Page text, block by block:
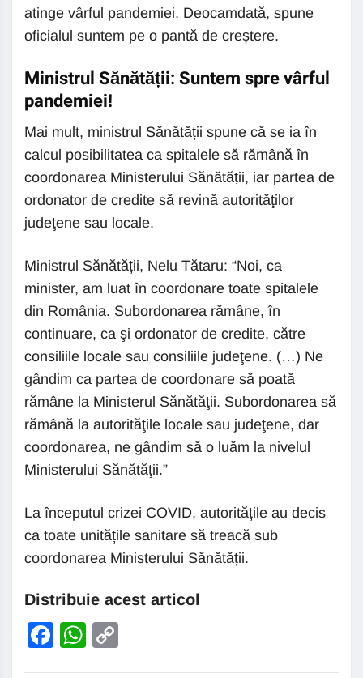
atinge vârful pandemiei. Deocamdată, spune
oficialul suntem pe o pantă de creștere.
Ministrul Sănătății: Suntem spre vârful
pandemiei!
Mai mult, ministrul Sănătății spune că se ia în
calcul posibilitatea ca spitalele să rămână în
coordonarea Ministerului Sănătății, iar partea de
ordonator de credite să revină autorităţilor
judeţene sau locale.
Ministrul Sănătății, Nelu Tătaru: “Noi, ca
minister, am luat în coordonare toate spitalele
din România. Subordonarea rămâne, în
continuare, ca şi ordonator de credite, către
consiliile locale sau consiliile judeţene. (…) Ne
gândim ca partea de coordonare să poată
rămâne la Ministerul Sănătăţii. Subordonarea să
rămână la autorităţile locale sau judeţene, dar
coordonarea, ne gândim să o luăm la nivelul
Ministerului Sănătăţii.”
La începutul crizei COVID, autoritățile au decis
ca toate unitățile sanitare să treacă sub
coordonarea Ministerului Sănătății.
Distribuie acest articol
Facebook
WhatsApp